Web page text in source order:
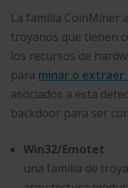
La familia CoinMiner
troyanos que tienen
los recursos de
para minar o
asociados a esta
backdoor para ser
una familia de